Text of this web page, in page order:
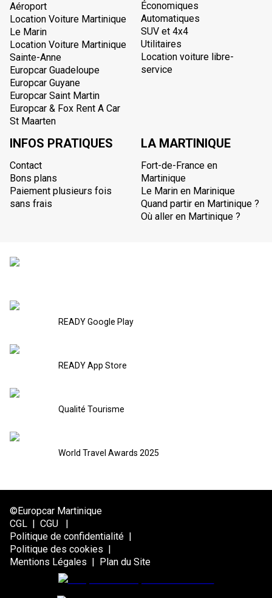
Aéroport
Location Voiture Martinique
Le Marin
Location Voiture Martinique
Sainte-Anne
Europcar Guadeloupe
Europcar Guyane
Europcar Saint Martin
Europcar & Fox Rent A Car
St Maarten
Économiques
Automatiques
SUV et 4x4
Utilitaires
Location voiture libre-
service
INFOS PRATIQUES
Contact
Bons plans
Paiement plusieurs fois
sans frais
LA MARTINIQUE
Fort-de-France en
Martinique
Le Marin en Marinique
Quand partir en Martinique ?
Où aller en Martinique ?
READY Google Play
READY App Store
Qualité Tourisme
World Travel Awards 2025
©Europcar Martinique
CGL | CGU
|
Politique de confidentialité |
Politique des cookies |
Mentions Légales | Plan du Site